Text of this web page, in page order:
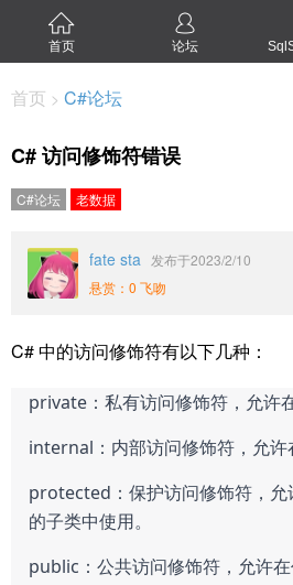
首页 论坛
首页 > C#论坛
C# 访问修饰符错误
C#论坛 老数据
fate sta 发布于2023/2/10
悬赏：0 飞吻
C# 中的访问修饰符有以下几种：
private：私有访问修饰符，允许
internal：内部访问修饰符，允许
protected：保护访问修饰符，允
的子类中使用。
public：公共访问修饰符，允许在